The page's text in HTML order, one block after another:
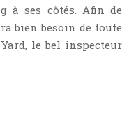
à ses côtés. Afin de
bien besoin de toute
le bel inspecteur